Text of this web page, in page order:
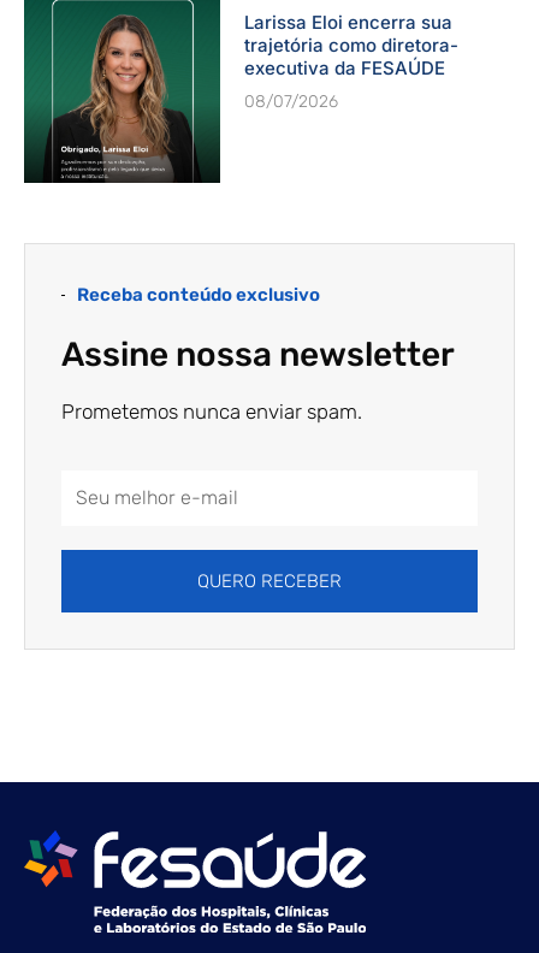
Larissa Eloi encerra sua
trajetória como diretora-
executiva da FESAÚDE
08/07/2026
Receba conteúdo exclusivo
Assine nossa newsletter
Prometemos nunca enviar spam.
QUERO RECEBER